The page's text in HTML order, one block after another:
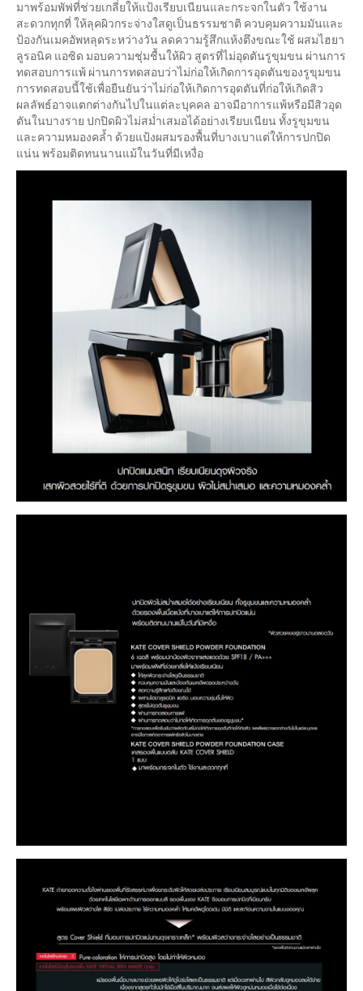
มาพร้อมพัฟที่ช่วยเกลี่ยให้แป้งเรียบเนียนและกระจกในตัว ใช้งาน
สะดวกทุกที่ ให้ลุคผิวกระจ่างใสดูเป็นธรรมชาติ ควบคุมความมันและ
ป้องกันเมคอัพหลุดระหว่างวัน ลดความรู้สึกแห้งตึงขณะใช้ ผสมไฮยา
ลูรอนิค แอซิด มอบความชุ่มชื้นให้ผิว สูตรที่ไม่อุดตันรูขุมขน ผ่านการ
ทดสอบการแพ้ ผ่านการทดสอบว่าไม่ก่อให้เกิดการอุดตันของรูขุมขน
การทดสอบนี้ใช้เพื่อยืนยันว่าไม่ก่อให้เกิดการอุดตันที่ก่อให้เกิดสิว
ผลลัพธ์อาจแตกต่างกันไปในแต่ละบุคคล อาจมีอาการแพ้หรือมีสิวอุด
ตันในบางราย ปกปิดผิวไม่สม่ำเสมอได้อย่างเรียบเนียน ทั้งรูขุมขน
และความหมองคล้ำ ด้วยแป้งผสมรองพื้นที่บางเบาแต่ให้การปกปิด
แน่น พร้อมติดทนนานแม้ในวันที่มีเหงื่อ